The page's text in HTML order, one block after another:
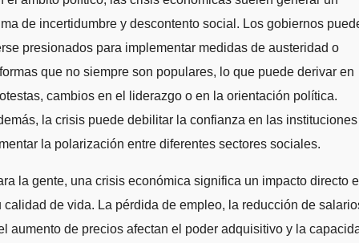
de incertidumbre y descontento social. Los gobiernos
presionados para implementar medidas de austeridad o
que no siempre son populares, lo que puede derivar en
cambios en el liderazgo o en la orientación política.
la crisis puede debilitar la confianza en las
la polarización entre diferentes sectores sociales.
la gente, una crisis económica significa un impacto directo
calidad de vida. La pérdida de empleo, la reducción de
aumento de precios afectan el poder adquisitivo y la